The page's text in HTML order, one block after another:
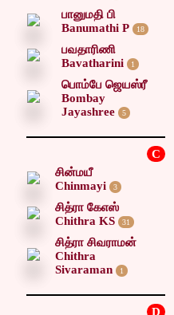
பானுமதி பி
Banumathi P
18
பவதாரிணி
Bavatharini
1
பொம்பே ஜெயஸ்ரீ
Bombay
Jayashree
5
C
சின்மயீ
Chinmayi
3
சித்ரா கேஎஸ்
Chithra KS
31
சித்ரா சிவராமன்
Chithra
Sivaraman
1
D